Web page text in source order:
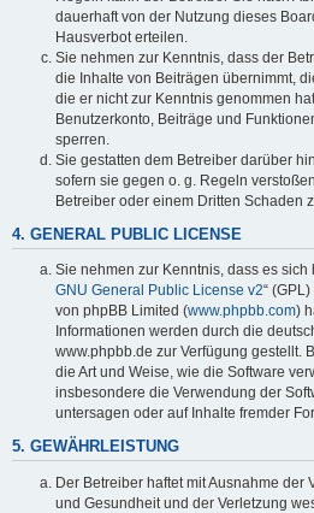
dauerhaft von der Nutzung dieses
Hausverbot erteilen.
Sie nehmen zur Kenntnis, dass der
die Inhalte von Beiträgen übernimmt,
die er nicht zur Kenntnis genommen
Benutzerkonto, Beiträge und
sperren.
Sie gestatten dem Betreiber darüber
sofern sie gegen o. g. Regeln
Betreiber oder einem Dritten Schaden
4. GENERAL PUBLIC LICENSE
Sie nehmen zur Kenntnis, dass es sich
GNU General Public License v2“
von phpBB Limited (www.phpbb.com)
Informationen werden durch die
www.phpbb.de zur Verfügung gestellt.
die Art und Weise, wie die Software
insbesondere die Verwendung der
untersagen oder auf Inhalte fremder
5. GEWÄHRLEISTUNG
Der Betreiber haftet mit Ausnahme der
und Gesundheit und der Verletzung